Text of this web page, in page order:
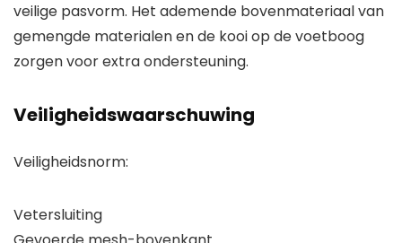
veilige pasvorm. Het ademende bovenmateriaal van
gemengde materialen en de kooi op de voetboog
zorgen voor extra ondersteuning.
Veiligheidswaarschuwing
Veiligheidsnorm:
Vetersluiting